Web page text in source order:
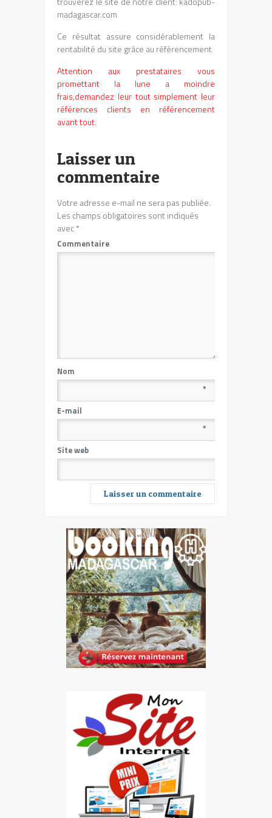
madagascar.com
Ce résultat assure considérablement la
rentabilité du site grâce au référencement
Attention aux prestataires vous
promettant la lune a moindre
frais,demandez leur tout simplement leur
références clients en référencement
avant tout.
Laisser un
commentaire
Votre adresse e-mail ne sera pas publiée.
Les champs obligatoires sont indiqués
avec*
Commentaire
Nom
*
E-mail
*
Site web